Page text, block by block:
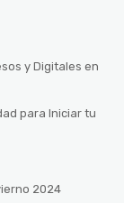
y Digitales en
para Iniciar tu
2024